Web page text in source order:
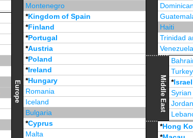
Europe
Montenegro
*Kingdom of Spain
*Finland
*Portugal
*Austria
*Poland
*Ireland
*Hungary
Romania
Iceland
Bulgaria
*Cyprus
Malta
Haiti
Trinidad
Jamaica
Middle East
Turkey
*Israel
*
*Hong